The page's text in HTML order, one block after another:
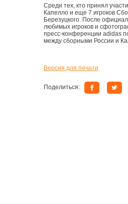
Среди тех, кто принял
Капелло и еще 7 игроков
Березуцкого. После
любимых игроков и
пресс-конференции adidas
между сборными России и
Версия для печати
Поделиться: